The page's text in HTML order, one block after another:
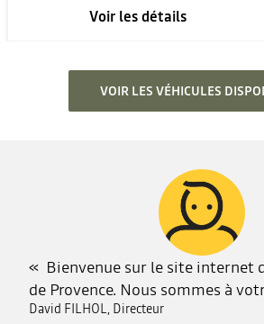
Voir les détails
VOIR LES VÉHICULES
Bienvenue sur le site internet
de Provence. Nous sommes à
David FILHOL, Directeur